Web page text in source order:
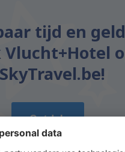
tijd en
Vlucht+Hotel
Ontdek